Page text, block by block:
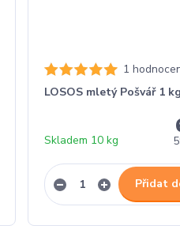
1
LOSOS mletý Pošvář 1 kg
Skladem 10 kg
Přidat